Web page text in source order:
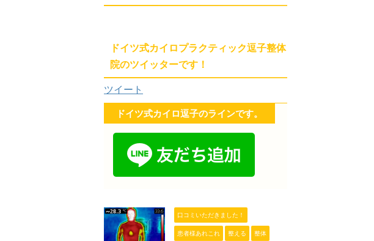
ドイツ式カイロプラクティック逗子整体
院のツイッターです！
ツイート
ドイツ式カイロ逗子のラインです。
口コミいただきました！
患者様あれこれ 整える 整体